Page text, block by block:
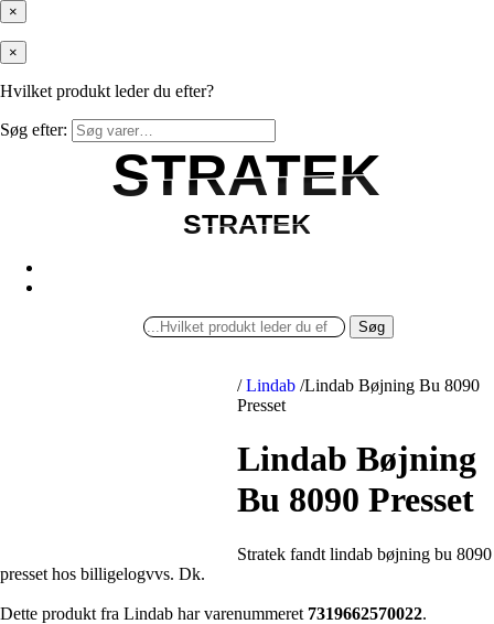
×
×
Hvilket produkt leder du efter?
Søg efter:
STRATEK
STRATEK
STRATEK
STRATEK
Søg
/ Lindab /Lindab Bøjning Bu 8090
Presset
Lindab Bøjning
Bu 8090 Presset
Stratek fandt lindab bøjning bu 8090
presset hos billigelogvvs. Dk.
Dette produkt fra Lindab har varenummeret 7319662570022.